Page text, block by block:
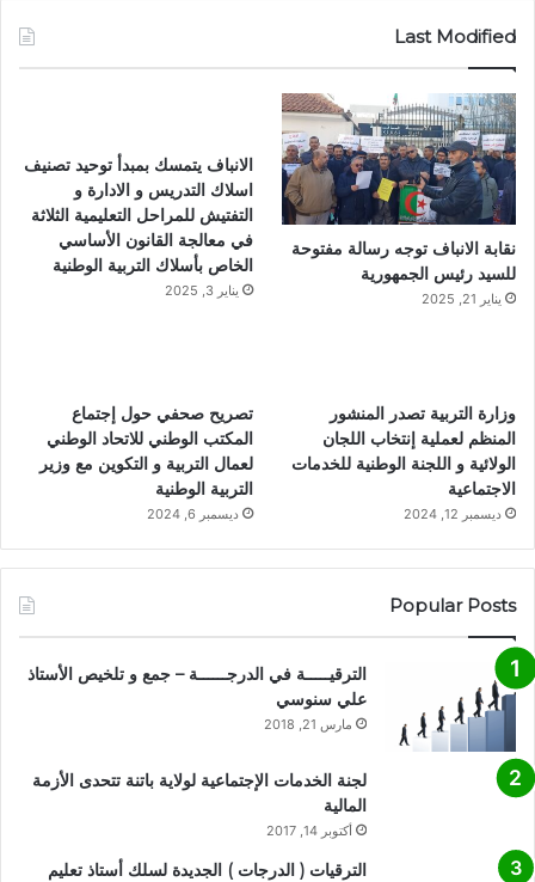
Last Modified
نقابة الانباف توجه رسالة مفتوحة
للسيد رئيس الجمهورية
يناير 21, 2025
الانباف يتمسك بمبدأ توحيد تصنيف
اسلاك التدريس و الادارة و
التفتيش للمراحل التعليمية الثلاثة
في معالجة القانون الأساسي
الخاص بأسلاك التربية الوطنية
يناير 3, 2025
وزارة التربية تصدر المنشور
المنظم لعملية إنتخاب اللجان
الولائية و اللجنة الوطنية للخدمات
الاجتماعية
ديسمبر 12, 2024
تصريح صحفي حول إجتماع
المكتب الوطني للاتحاد الوطني
لعمال التربية و التكوين مع وزير
التربية الوطنية
ديسمبر 6, 2024
Popular Posts
الترقيـــــة في الدرجــــــة – جمع و تلخيص الأستاذ
علي سنوسي
مارس 21, 2018
لجنة الخدمات الإجتماعية لولاية باتنة تتحدى الأزمة
المالية
أكتوبر 14, 2017
الترقيات ( الدرجات ) الجديدة لسلك أستاذ تعليم